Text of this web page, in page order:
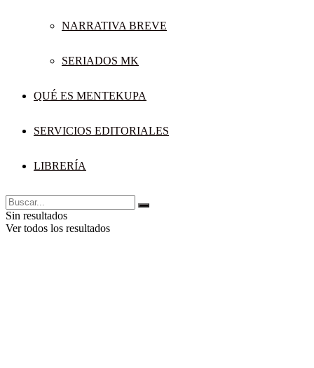
NARRATIVA BREVE
SERIADOS MK
QUÉ ES MENTEKUPA
SERVICIOS EDITORIALES
LIBRERÍA
Sin resultados
Ver todos los resultados